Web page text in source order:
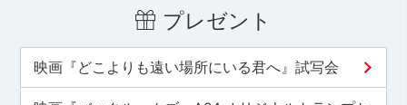
プレゼント
映画『どこよりも遠い場所にいる君へ』試写会